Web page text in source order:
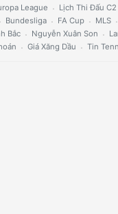
League Lịch Thi Đấu C2
Bundesliga FA Cup MLS
Bắc Nguyễn Xuân Son
Giá Xăng Dầu Tin